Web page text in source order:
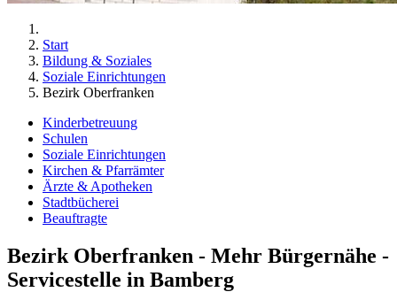
Start
Bildung & Soziales
Soziale Einrichtungen
Bezirk Oberfranken
Kinderbetreuung
Schulen
Soziale Einrichtungen
Kirchen & Pfarrämter
Ärzte & Apotheken
Stadtbücherei
Beauftragte
Bezirk Oberfranken - Mehr Bürgernähe -
Servicestelle in Bamberg